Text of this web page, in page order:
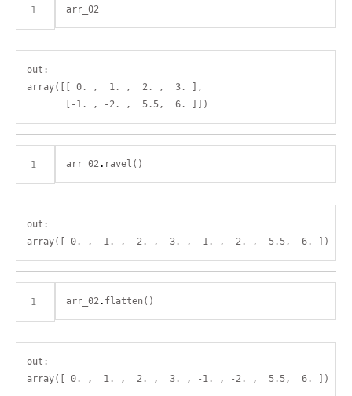
1 arr_02
out:
array([[ 0. ,  1. ,  2. ,  3. ],
1 arr_02.
out:
1 arr_02.
out: